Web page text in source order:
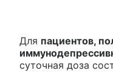
Для пациентов,
суточная доза